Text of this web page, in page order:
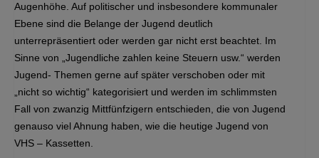
Augenhöhe. Auf politischer und insbesondere kommunaler
Ebene sind die Belange der Jugend deutlich
unterrepräsentiert oder werden gar nicht erst beachtet. Im
Sinne von „Jugendliche zahlen keine Steuern usw.“ werden
Jugend- Themen gerne auf später verschoben oder mit
„nicht so wichtig“ kategorisiert und werden im schlimmsten
Fall von zwanzig Mittfünfzigern entschieden, die von Jugend
genauso viel Ahnung haben, wie die heutige Jugend von
VHS – Kassetten.